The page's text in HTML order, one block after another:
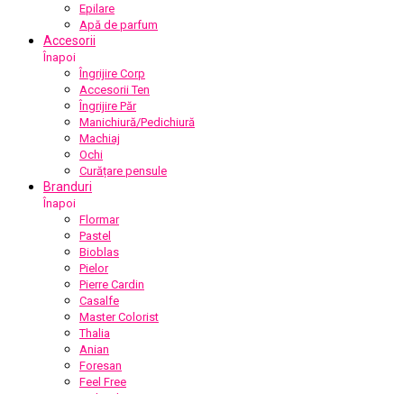
Epilare
Apă de parfum
Accesorii
Înapoi
Îngrijire Corp
Accesorii Ten
Îngrijire Păr
Manichiură/Pedichiură
Machiaj
Ochi
Curățare pensule
Branduri
Înapoi
Flormar
Pastel
Bioblas
Pielor
Pierre Cardin
Casalfe
Master Colorist
Thalia
Anian
Foresan
Feel Free